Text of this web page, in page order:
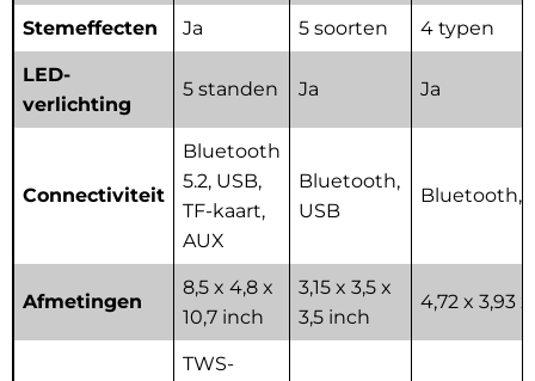
Stemeffecten Ja 5 soorten 4 typen
LED-
verlichting
5 standen Ja Ja
Connectiviteit
Bluetooth
5.2, USB,
TF-kaart,
AUX
Bluetooth,
USB
Bluetooth,
Afmetingen
8,5 x 4,8 x
10,7 inch
3,15 x 3,5 x
3,5 inch
4,72 x 3,93
TWS-